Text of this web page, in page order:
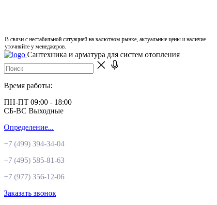
В связи с нестабильной ситуацией на валютном рынке, актуальные цены и наличие
уточняйте у менеджеров.
Сантехника и арматура для систем отопления
Время работы:
ПН-ПТ 09:00 - 18:00
СБ-ВС Выходные
Определение...
+7 (499) 394-34-04
+7 (495) 585-81-63
+7 (977) 356-12-06
Заказать звонок